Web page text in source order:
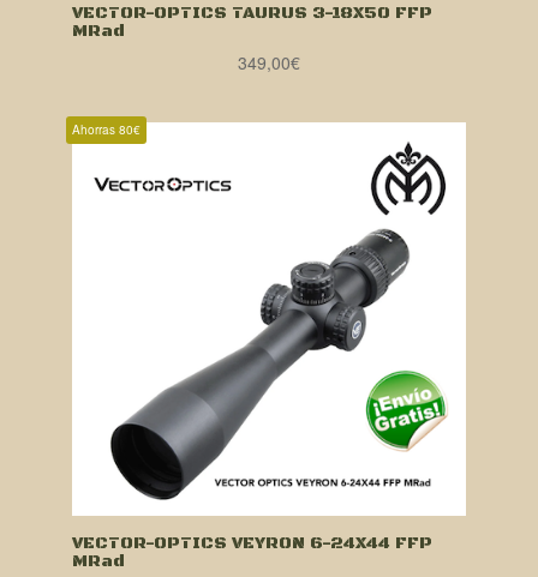
VECTOR-OPTICS TAURUS 3-18X50 FFP
MRad
349,00€
Ahorras 80€
VECTOR-OPTICS VEYRON 6-24X44 FFP
MRad